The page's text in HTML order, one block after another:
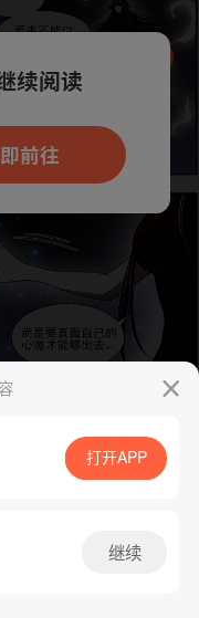
App免费看
免费看
打开APP
继续
开App新用
续阅读
前往